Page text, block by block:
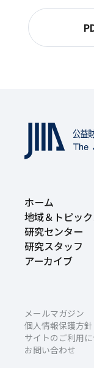
ホーム
地域＆トピッ
研究センター
研究スタッフ
アーカイブ
メールマガジン
個人情報保護方針
サイトのご利用
お問い合わせ